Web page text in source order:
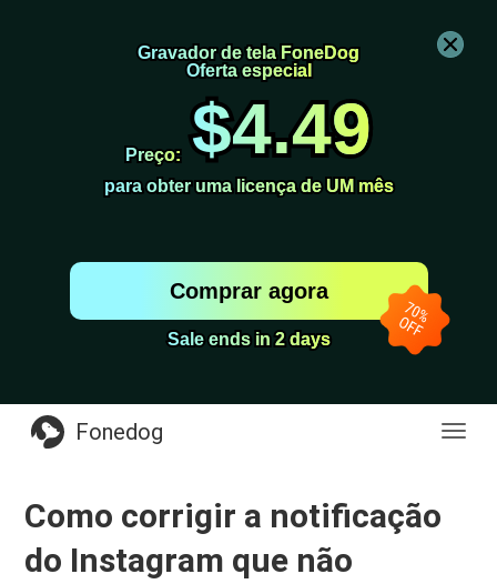
Gravador de tela FoneDog
Gravador de tela FoneDog
Oferta especial
Oferta especial
Preço:
Preço: $4.49
$4.49
para obter uma licença de UM mês
para obter uma licença de UM mês
Sale ends in 2 days
Sale ends in 2 days
Comprar agora
Fonedog
Como corrigir a notificação
do Instagram que não